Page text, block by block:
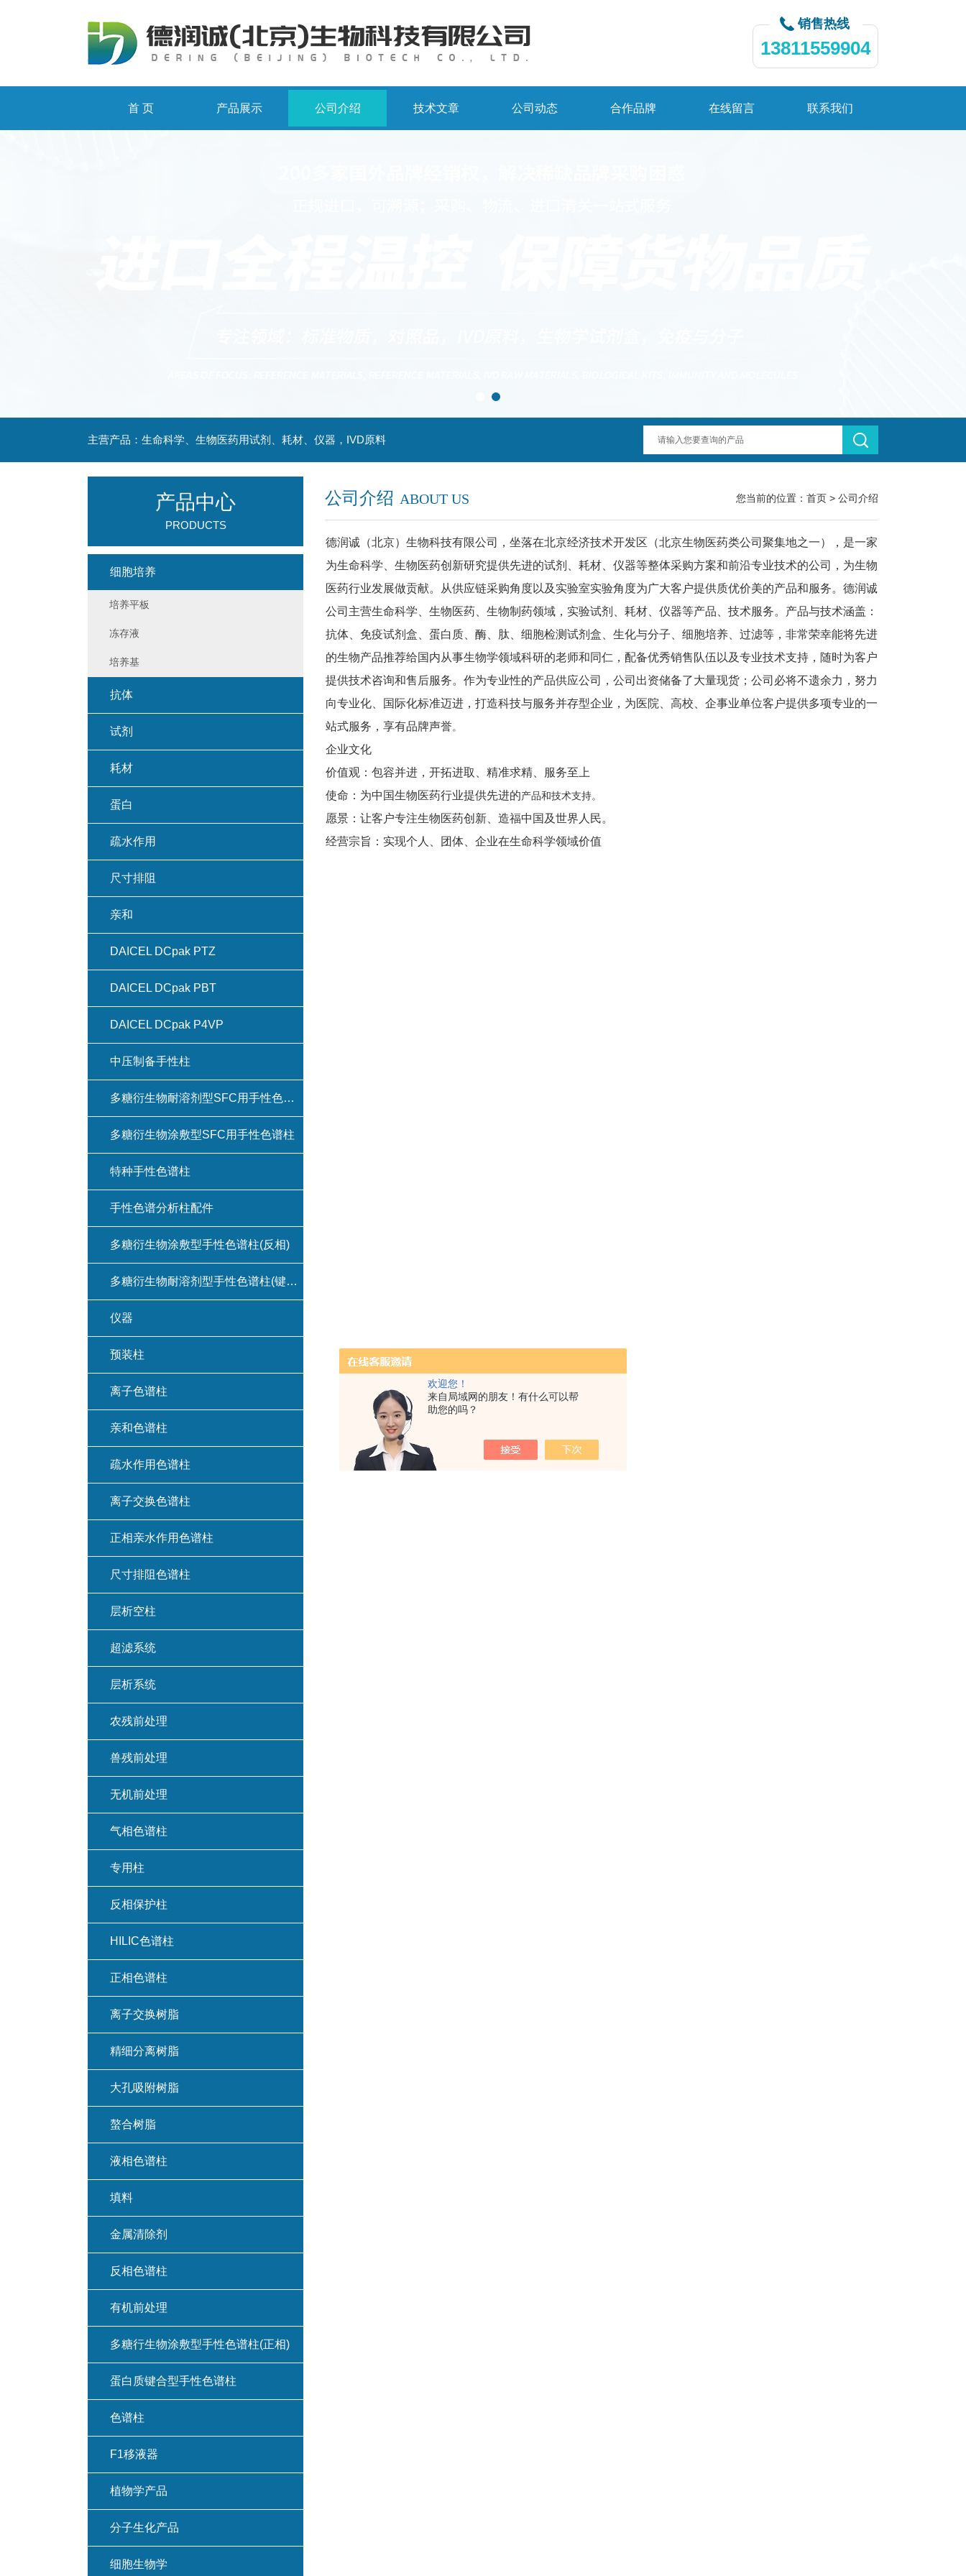
欢迎您！
来自局域网的朋友！有什么可以帮
助您的吗？
销售热线
13811559904
首 页 产品展示 公司介绍 技术文章 公司动态 合作品牌 在线留言 联系我们
主营产品：生命科学、生物医药用试剂、耗材、仪器，IVD原料
公司介绍 ABOUT US 您当前的位置： 首页 > 公司介绍
德润诚（北京）生物科技有限公司，坐落在北京经济技术开发区（北京生物医药类公司聚集地之一）
，是一家
为生命科学、 生物医药创新研究提供先进的试剂、耗材、仪器等整体采购方案和前沿专业技术的公司，为生物
医药行业发展做贡献。
从供应链采购角度以及实验室实验角度为广大客户提供质优价美的产品和服务。德润诚
公司主营生命科学、生物医药、生物制药领域，实验试剂、耗材、仪器等产品、技术服务。产品与技术涵盖：
抗体、免疫试剂盒、蛋白质、酶、肽、细胞检测试剂盒、生化与分子、细胞培养、过滤等， 非常荣幸能将先进
的生物产品推荐给国内从事生物学领域科研的老师和同仁，配备优秀销售队伍以及专业技术支持，随时为客户
提供技术咨询和售后服务。 作为专业性的产品供应公司，公司出资储备了大量现货；公司必将不遗余力，努力
向专业化、国际化标准迈进，打造科技与服务并存型企业 ，为医院、高校、企事业单位客户提供多项专业的一
站式服务，享有品牌声誉。
企业文化
价值观：包容并进，开拓进取、精准求精、服务至上
使命：为中国生物医药行业提供先进的产品和技术支持。
愿景：让客户专注生物医药创新、造福中国及世界人民。
经营宗旨：实现个人、团体、企业在生命科学领域价值
产品中心
PRODUCTS
细胞培养
培养平板
冻存液
培养基
抗体
试剂
耗材
蛋白
疏水作用
尺寸排阻
亲和
DAICEL DCpak PTZ
DAICEL DCpak PBT
DAICEL DCpak P4VP
中压制备手性柱
多糖衍生物耐溶剂型SFC用手性色谱柱(键合型手性色谱柱)
多糖衍生物涂敷型SFC用手性色谱柱
特种手性色谱柱
手性色谱分析柱配件
多糖衍生物涂敷型手性色谱柱(反相)
多糖衍生物耐溶剂型手性色谱柱(键合型手性色谱柱)
仪器
预装柱
离子色谱柱
亲和色谱柱
疏水作用色谱柱
离子交换色谱柱
正相亲水作用色谱柱
尺寸排阻色谱柱
层析空柱
超滤系统
层析系统
农残前处理
兽残前处理
无机前处理
气相色谱柱
专用柱
反相保护柱
HILIC色谱柱
正相色谱柱
离子交换树脂
精细分离树脂
大孔吸附树脂
螯合树脂
液相色谱柱
填料
金属清除剂
反相色谱柱
有机前处理
多糖行生物涂敷型手性色谱柱(正相)
蛋白质键合型手性色谱柱
色谱柱
F1移液器
植物学产品
分子生化产品
细胞生物学